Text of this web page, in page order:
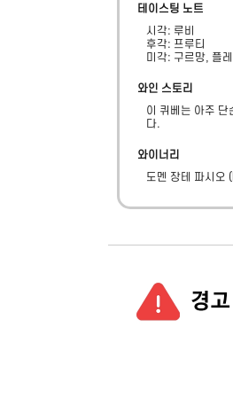
테이스팅 노트
시각: 루비
후각: 프루티
미각: 구르망, 플레
와인 스토리
이 퀴베는 아주
다.
와이너리
도멘 장테 파시오 (